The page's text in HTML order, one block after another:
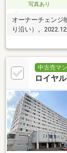
写真あり
オーナーチェンジ
り沿い）。
中古売マ
ロイヤ